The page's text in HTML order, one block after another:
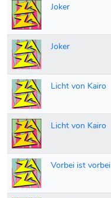
Joker
Joker
Licht von Kairo
Licht von Kairo
Vorbei ist vorbei